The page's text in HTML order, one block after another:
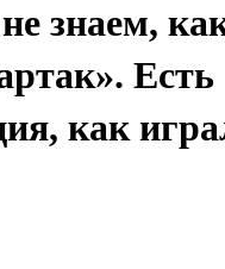
знаем,
Есть
как